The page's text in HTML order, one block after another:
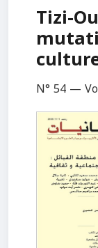
Tizi-
N° 54 —